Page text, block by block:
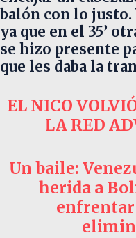
balón con lo
ya que en el 35’
se hizo presente
que les daba la
EL NICO
LA RED
Un baile:
herida a
enfrentar